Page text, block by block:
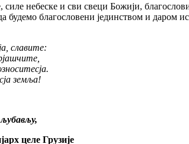
небеске и сви свеци Божији,
благословени јединством и даром
славите:
земља!
целе Грузије